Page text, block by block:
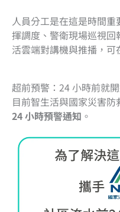
人員分工是在這是時間
揮調度、警衛現場巡視
活雲端對講機與推播，可
超前預警：24 小時前就
目前智生活與國家災害
24 小時預警通知 。